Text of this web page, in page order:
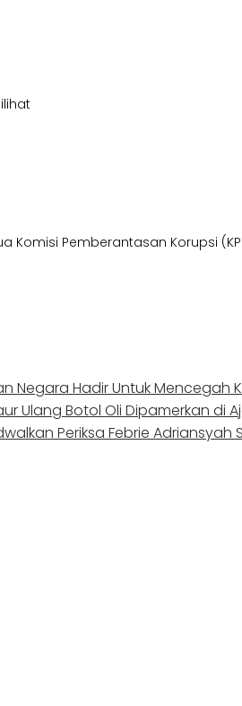
Komisi Pemberantasan Korupsi
Negara Hadir Untuk Mencegah
Ulang Botol Oli Dipamerkan di
Periksa Febrie Adriansyah